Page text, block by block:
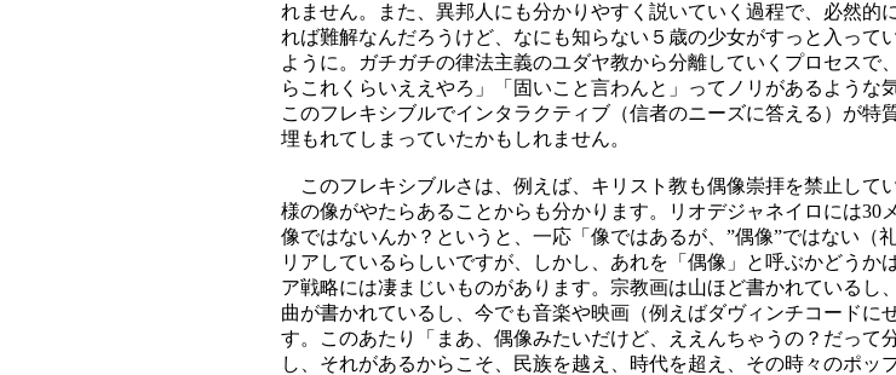
れません。また、異邦人にも分かりやすく説いていく過程で、必然
れば難解なんだろうけど、なにも知らない５歳の少女がすっと入っ
ように。ガチガチの律法主義のユダヤ教から分離していくプロセス
らこれくらいええやろ」「固いこと言わんと」ってノリがあるよう
このフレキシブルでインタラクティブ（信者のニーズに答える）が
埋もれてしまっていたかもしれません。
このフレキシブルさは、例えば、キリスト教も偶像崇拝を禁止して
様の像がやたらあることからも分かります。リオデジャネイロには
像ではないんか？というと、一応「像ではあるが、”偶像”ではない（
リアしているらしいですが、しかし、あれを「偶像」と呼ぶかどう
ア戦略には凄まじいものがあります。宗教画は山ほど書かれている
曲が書かれているし、今でも音楽や映画（例えばダヴィンチコードに
す。このあたり「まあ、偶像みたいだけど、ええんちゃうの？だっ
し、それがあるからこそ、民族を越え、時代を超え、その時々のポ